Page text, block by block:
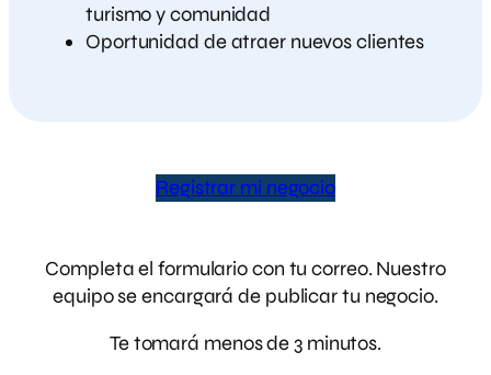
turismo y comunidad
Oportunidad de atraer nuevos clientes
Registrar mi negocio
Completa el formulario con tu correo. Nuestro
equipo se encargará de publicar tu negocio.
Te tomará menos de 3 minutos.